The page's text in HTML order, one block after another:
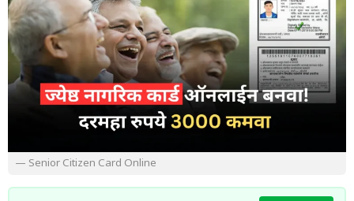
— Senior Citizen Card Online